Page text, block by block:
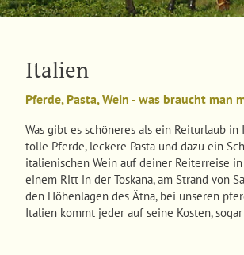
Italien
Pferde, Pasta, Wein - was braucht man
Was gibt es schöneres als ein Reiturlaub in
tolle Pferde, leckere Pasta und dazu ein
italienischen Wein auf deiner Reiterreise
einem Ritt in der Toskana, am Strand von
den Höhenlagen des Ätna, bei unseren
Italien kommt jeder auf seine Kosten,